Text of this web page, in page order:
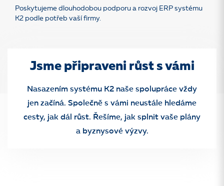
Poskytujeme dlouhodobou podporu a rozvoj ERP systému
K2 podle potřeb vaší firmy.
Jsme připraveni růst s vámi
Nasazením systému K2 naše spolupráce vždy
jen začíná. Společně s vámi neustále hledáme
cesty, jak dál růst. Řešíme, jak splnit vaše plány
a byznysové výzvy.